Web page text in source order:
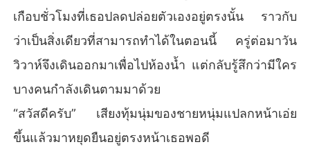
เกือบชั่วโมงที่เธอปลดปล่อยตัวเองอยู่ตรงนั้น ราวกับ
ว่าเป็นสิ่งเดียวที่สามารถทำได้ในตอนนี้ ครู่ต่อมาวัน
วิวาห์จึงเดินออกมาเพื่อไปห้องน้ำ แต่กลับรู้สึกว่ามีใคร
บางคนกำลังเดินตามมาด้วย
“สวัสดีครับ” เสียงทุ้มนุ่มของชายหนุ่มแปลกหน้าเอ่ย
ขึ้นแล้วมาหยุดยืนอยู่ตรงหน้าเธอพอดี